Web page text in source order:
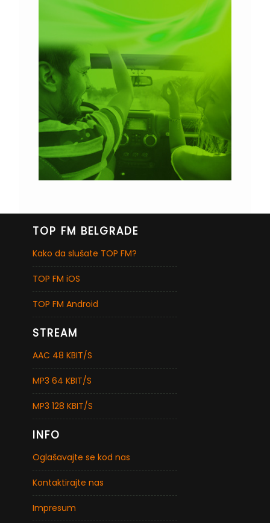
TOP FM BELGRADE
Kako da slušate TOP FM?
TOP FM iOS
TOP FM Android
STREAM
AAC 48 KBIT/S
MP3 64 KBIT/S
MP3 128 KBIT/S
INFO
Oglašavajte se kod nas
Kontaktirajte nas
Impresum